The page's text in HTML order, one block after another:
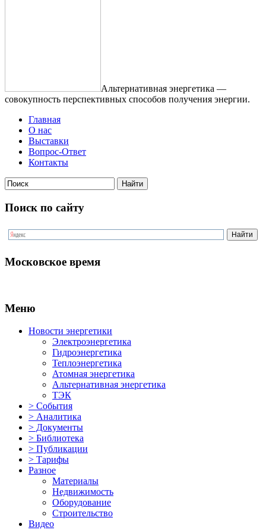
Альтернативная энергетика —
совокупность перспективных способов получения энергии.
Главная
О нас
Выставки
Вопрос-Ответ
Контакты
Поиск по сайту
Московское время
Меню
Новости энергетики
Электроэнергетика
Гидроэнергетика
Теплоэнергетика
Атомная энергетика
Альтернативная энергетика
ТЭК
> События
> Аналитика
> Документы
> Библиотека
> Публикации
> Тарифы
Разное
Материалы
Недвижимость
Оборудование
Строительство
Видео